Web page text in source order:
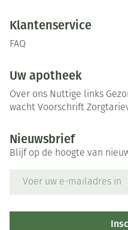
Klantenservice
FAQ
Uw apotheek
Over ons Nuttige links
wacht Voorschrift
Nieuwsbrief
Blijf op de hoogte van